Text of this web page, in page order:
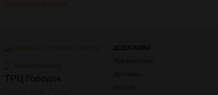
Повернення до списку
ТРЦ Городок
ДОДАТКОВО